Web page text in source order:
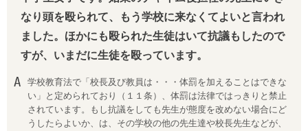
なり頭を殴られて、もう学校に来なくてよいと言われ
ました。ほかにも殴られた生徒はいて抗議もしたので
すが、いまだに生徒を殴っています。
学校教育法で「校長及び教員は・・・体罰を加えることはできな
い」と定められており（１１条）、体罰は法律ではっきりと禁止
されています。もし抗議をしても先生が態度を改めない場合にど
うしたらよいか、は、その学校の他の先生達や校長先生などが、